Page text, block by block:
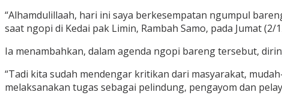
“Alhamdulillaah, hari ini saya berkesempatan ngumpul
saat ngopi di Kedai pak Limin, Rambah Samo, pada Jumat (2/
Ia menambahkan, dalam agenda ngopi bareng tersebut,
“Tadi kita sudah mendengar kritikan dari masyarakat,
melaksanakan tugas sebagai pelindung, pengayom dan